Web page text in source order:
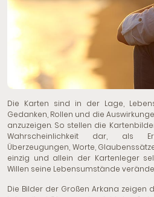
Die Karten sind in der Lage,
Gedanken, Rollen und die
anzuzeigen. So stellen die
Wahrscheinlichkeit dar, als
Überzeugungen, Worte,
einzig und allein der Kartenleger
Willen seine Lebensumstände
Die Bilder der Großen Arkana zeigen